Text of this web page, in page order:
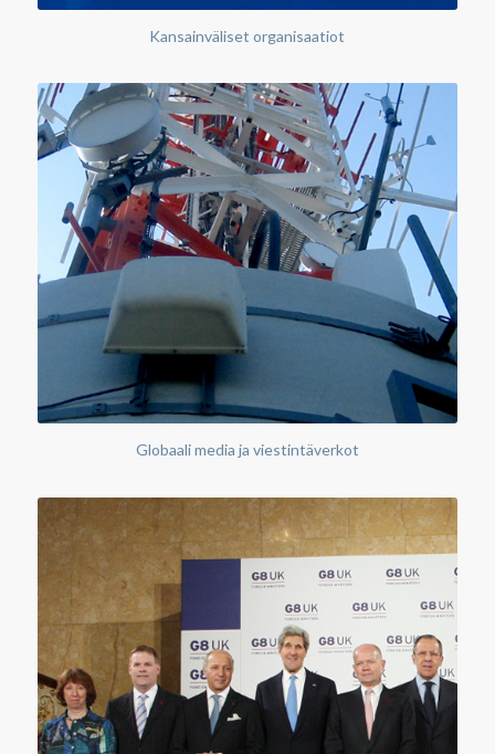
Kansainväliset organisaatiot
Globaali media ja viestintäverkot